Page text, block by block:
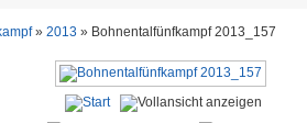
» 2013 » Bohnentalfünfkampf 2013_157